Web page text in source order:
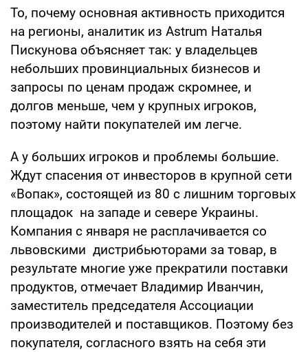
То, почему основная активность приходится
на регионы, аналитик из Astrum Наталья
Пискунова объясняет так: у владельцев
небольших провинциальных бизнесов и
запросы по ценам продаж скромнее, и
долгов меньше, чем у крупных игроков,
поэтому найти покупателей им легче.
А у больших игроков и проблемы большие.
Ждут спасения от инвесторов в крупной сети
«Вопак», состоящей из 80 с лишним торговых
площадок на западе и севере Украины.
Компания с января не расплачивается со
львовскими дистрибьюторами за товар, в
результате многие уже прекратили поставки
продуктов, отмечает Владимир Иванчин,
заместитель председателя Ассоциации
производителей и поставщиков. Поэтому без
покупателя, согласного взять на себя эти